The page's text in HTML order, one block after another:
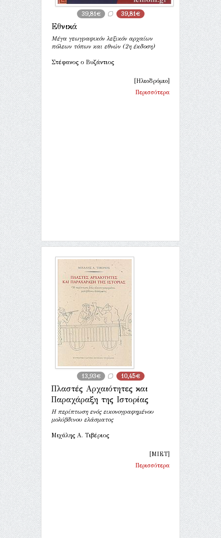
39,81€ 39,81€
Εθνικά
Μέγα γεωγραφικόν λεξικόν αρχαίων
πόλεων τόπων και εθνών (2η έκδοση)
Στέφανος ο Βυζάντιος
[Ηλιοδρόμιο]
Περισσότερα
13,93€ 10,45€
Πλαστές Αρχαιότητες και
Παραχάραξη της Ιστορίας
Η περίπτωση ενός εικονογραφημένου
μολύβδινου ελάσματος
Μιχάλης Α. Τιβέριος
[ΜΙΕΤ]
Περισσότερα